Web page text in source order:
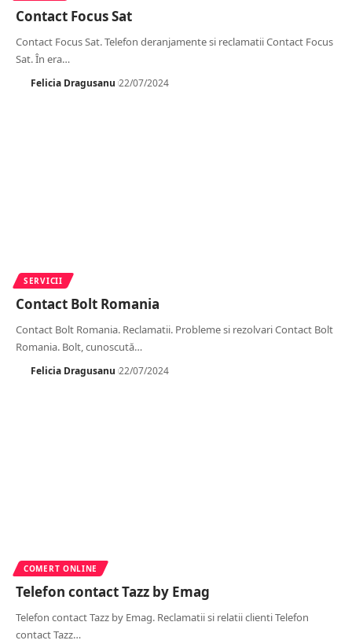
Contact Focus Sat
Contact Focus Sat. Telefon deranjamente si reclamatii Contact Focus
Sat. În era…
Felicia Dragusanu 22/07/2024
SERVICII
Contact Bolt Romania
Contact Bolt Romania. Reclamatii. Probleme si rezolvari Contact Bolt
Romania. Bolt, cunoscută…
Felicia Dragusanu 22/07/2024
COMERT ONLINE
Telefon contact Tazz by Emag
Telefon contact Tazz by Emag. Reclamatii si relatii clienti Telefon
contact Tazz…